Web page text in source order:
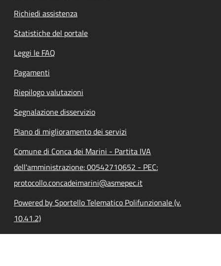
Richiedi assistenza
Statistiche del portale
Leggi le FAQ
Pagamenti
Riepilogo valutazioni
Segnalazione disservizio
Piano di miglioramento dei servizi
Comune di Conca dei Marini - Partita IVA
dell'amministrazione: 00542710652 - PEC:
protocollo.concadeimarini@asmepec.it
Powered by Sportello Telematico Polifunzionale (v.
10.41.2)